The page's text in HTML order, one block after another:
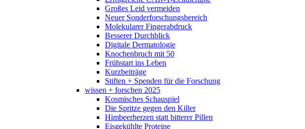
Großes Leid vermeiden
Neuer Sonderforschungsbereich
Molekularer Fingerabdruck
Besserer Durchblick
Digitale Dermatologie
Knochenbruch mit 50
Frühstart ins Leben
Kurzbeiträge
Stiften + Spenden für die Forschung
wissen + forschen 2025
Kosmisches Schauspiel
Die Spritze gegen den Killer
Himbeerherzen statt bitterer Pillen
Eisgekühlte Proteine